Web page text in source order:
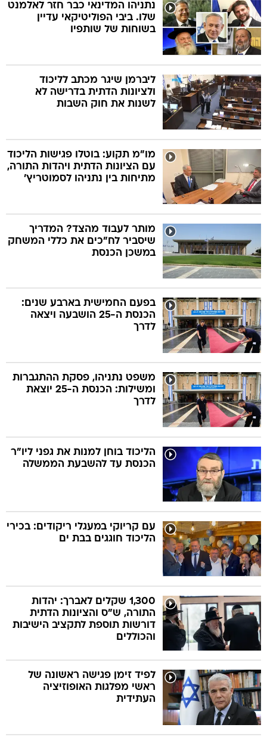
נתניהו המדינאי כבר חזר לאלמנט
שלו. ביבי הפוליטיקאי עדיין
בשוחות של שותפיו
ליברמן שיגר מכתב לליכוד
ולציונות הדתית בדרישה לא
לשנות את חוק השבות
מו"מ תקוע: בוטלו פגישות הליכוד
עם הציונות הדתית ויהדות התורה,
מתיחות בין נתניהו לסמוטריץ'
מותר לעבוד מהצד? המדריך
שיסביר לח"כים את כללי המשחק
במשכן הכנסת
בפעם החמישית בארבע שנים:
הכנסת ה-25 הושבעה ויצאה
לדרך
משפט נתניהו, פסקת ההתגברות
ומשילות: הכנסת ה-25 יוצאת
לדרך
הליכוד בוחן למנות את גפני ליו"ר
הכנסת עד להשבעת הממשלה
עם קריוקי במעגלי ריקודים: בכירי
הליכוד חוגגים בבת ים
1,300 שקלים לאברך: יהדות
התורה, ש"ס והציונות הדתית
דורשות תוספת לתקציב הישיבות
והכוללים
לפיד זימן פגישה ראשונה של
ראשי מפלגות האופוזיציה
העתידית